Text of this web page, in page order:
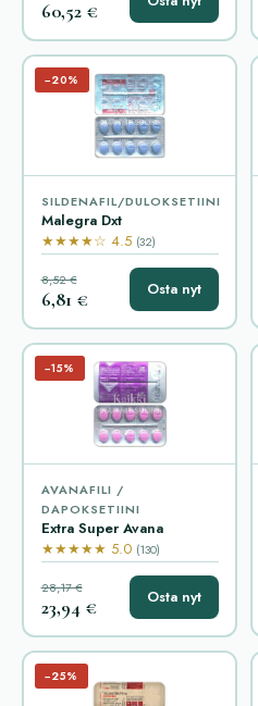
60,52 €
−20%
SILDENAFIL/DULOKSETIINI
Malegra Dxt
★★★★☆ 4.5 (32)
8,52 €
6,81 € Osta nyt
−15%
AVANAFILI /
DAPOKSETIINI
Extra Super Avana
★★★★★ 5.0 (130)
28,17 €
23,94 € Osta nyt
−25%